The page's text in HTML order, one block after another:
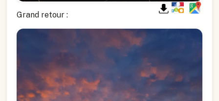
Grand retour :